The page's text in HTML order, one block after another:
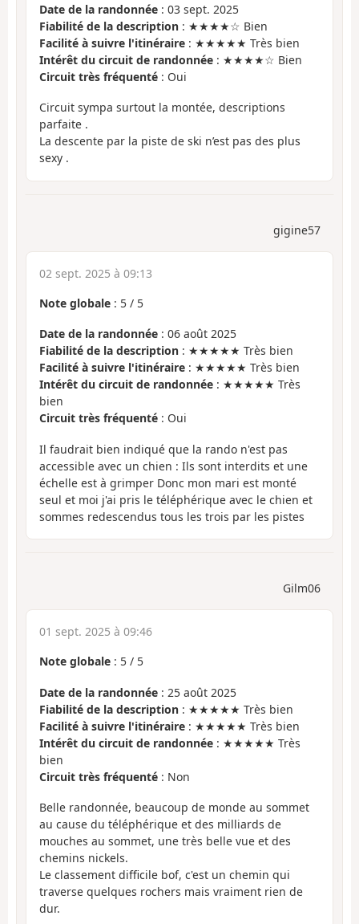
Date de la randonnée : 03 sept. 2025
Fiabilité de la description : ★★★★☆ Bien
Facilité à suivre l'itinéraire : ★★★★★ Très bien
Intérêt du circuit de randonnée : ★★★★☆ Bien
Circuit très fréquenté : Oui
Circuit sympa surtout la montée, descriptions
parfaite .
La descente par la piste de ski n’est pas des plus
sexy .
gigine57
02 sept. 2025 à 09:13
Note globale : 5 / 5
Date de la randonnée : 06 août 2025
Fiabilité de la description : ★★★★★ Très bien
Facilité à suivre l'itinéraire : ★★★★★ Très bien
Intérêt du circuit de randonnée : ★★★★★ Très
bien
Circuit très fréquenté : Oui
Il faudrait bien indiqué que la rando n'est pas
accessible avec un chien : Ils sont interdits et une
échelle est à grimper Donc mon mari est monté
seul et moi j'ai pris le téléphérique avec le chien et
sommes redescendus tous les trois par les pistes
Gilm06
01 sept. 2025 à 09:46
Note globale : 5 / 5
Date de la randonnée : 25 août 2025
Fiabilité de la description : ★★★★★ Très bien
Facilité à suivre l'itinéraire : ★★★★★ Très bien
Intérêt du circuit de randonnée : ★★★★★ Très
bien
Circuit très fréquenté : Non
Belle randonnée, beaucoup de monde au sommet
au cause du téléphérique et des milliards de
mouches au sommet, une très belle vue et des
chemins nickels.
Le classement difficile bof, c'est un chemin qui
traverse quelques rochers mais vraiment rien de
dur.